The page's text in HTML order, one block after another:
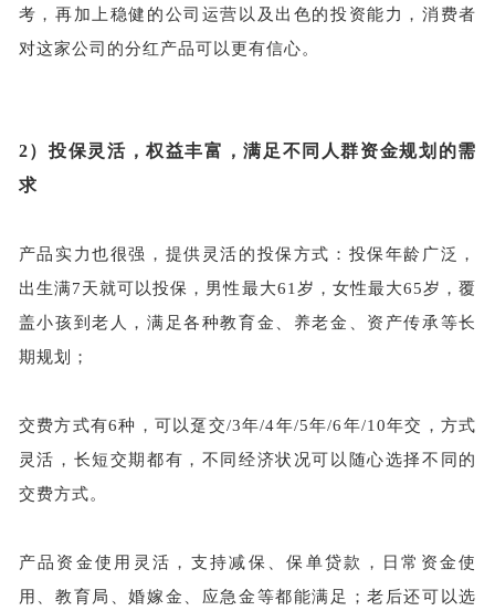
考，再加上稳健的公司运营以及出色的投资能力，消费者
对这家公司的分红产品可以更有信心。
2） 投保灵活，权益丰富，满足不同人群资金规划的需
求
产品实力也很强，提供灵活的投保方式：投保年龄广泛，
出生满7天就可以投保，男性最大61岁，女性最大65岁，覆
盖小孩到老人，满足各种教育金、养老金、资产传承等长
期规划；
交费方式有6种，可以趸交/3年/4年/5年/6年/10年交，方式
灵活，长短交期都有，不同经济状况可以随心选择不同的
交费方式。
产品资金使用灵活，支持减保、保单贷款，日常资金使
用、教育局、婚嫁金、应急金等都能满足；老后还可以选